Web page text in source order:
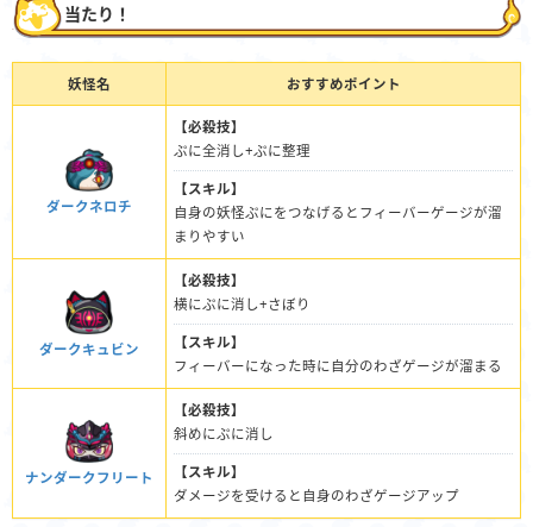
当たり！
妖怪名 おすすめポイント
ダークネロチ
【必殺技】
ぷに全消し+ぷに整理
【スキル】
自身の妖怪ぷにをつなげるとフィーバーゲージが溜
まりやすい
ダークキュビン
【必殺技】
横にぷに消し+さぼり
【スキル】
フィーバーになった時に自分のわざゲージが溜まる
ナンダークフリート
【必殺技】
斜めにぷに消し
【スキル】
ダメージを受けると自身のわざゲージアップ